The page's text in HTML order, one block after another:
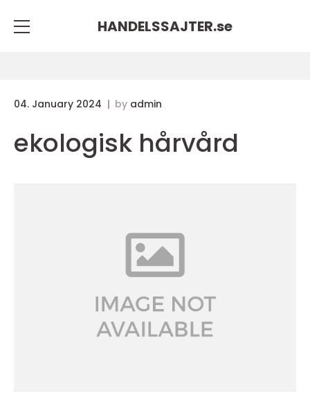
HANDELSSAJTER.se
04. January 2024 by admin
ekologisk hårvård